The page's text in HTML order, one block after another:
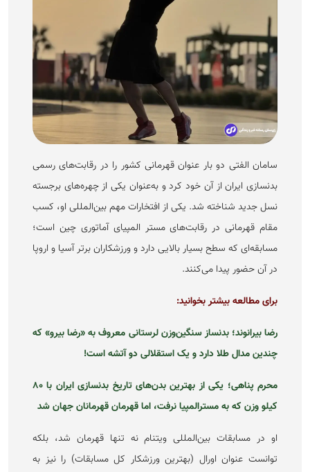
سامان الفتی دو بار عنوان قهرمانی کشور را در رقابت‌های رسمی
بدنسازی ایران از آن خود کرد و به‌عنوان یکی از چهره‌های برجسته
نسل جدید شناخته شد. یکی از افتخارات مهم بین‌المللی او، کسب
مقام قهرمانی در رقابت‌های مستر المپیای آماتوری چین است؛
مسابقه‌ای که سطح بسیار بالایی دارد و ورزشکاران برتر آسیا و اروپا
در آن حضور پیدا می‌کنند.
برای مطالعه بیشتر بخوانید:
رضا بیرانوند؛ بدنساز سنگین‌وزن لرستانی معروف به «رضا بیرو» که
چندین مدال طلا دارد و یک استقلالی دو آتشه است!
محرم پناهی؛ یکی از بهترین بدن‌های تاریخ بدنسازی ایران با ۸۰
کیلو وزن که به مسترالمپیا نرفت، اما قهرمان قهرمانان جهان شد
او در مسابقات بین‌المللی ویتنام نه تنها قهرمان شد، بلکه
توانست عنوان اورال (بهترین ورزشکار کل مسابقات) را نیز به